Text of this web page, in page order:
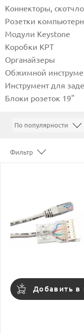
Коннекторы,
Розетки
Модули Keystone
Коробки КРТ
Органайзеры
Обжимной
Инструмент для
Блоки розеток 19"
Фильтр
Добавить в